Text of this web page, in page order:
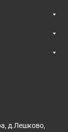
д.Лешково,